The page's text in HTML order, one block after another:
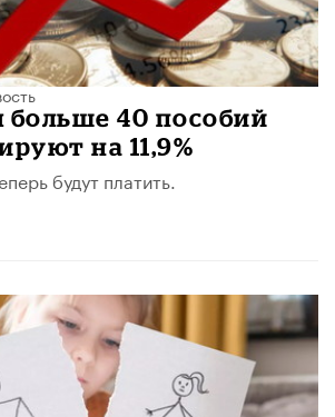
больше 40 пособий
на 11,9%
будут платить.